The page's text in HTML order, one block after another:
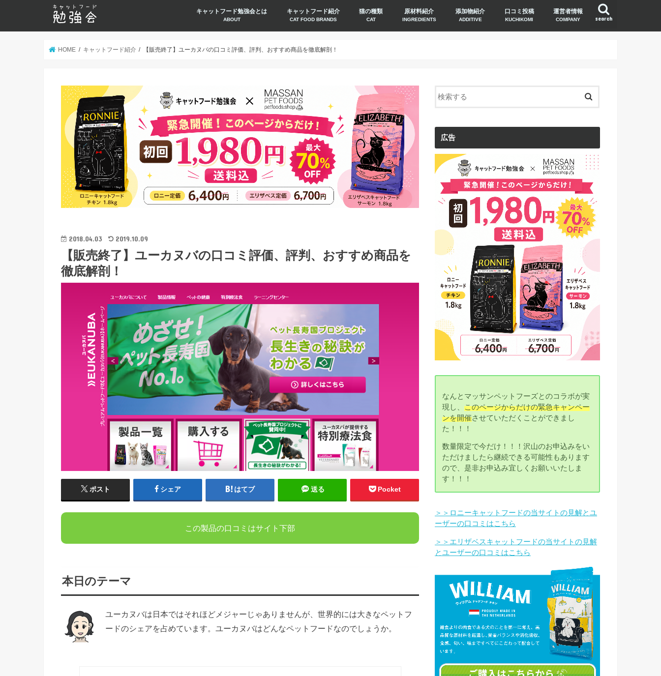
search
キャットフード勉強会とは
ABOUT
キャットフード紹介
CAT FOOD BRANDS
猫の種類
CAT
原材料紹介
INGREDIENTS
添加物紹介
ADDITIVE
口コミ投稿
KUCHIKOMI
運営者情報
COMPANY
HOME キャットフード紹介 【販売終了】ユーカヌバの口コミ評価、評判、おすすめ商品を徹底解剖！
2018.04.03 2019.10.09
【販売終了】ユーカヌバの口コミ評価、評判、おすすめ商品を
徹底解剖！
ポスト シェア はてブ 送る Pocket
この製品の口コミはサイト下部
本日のテーマ
ユーカヌバは日本ではそれほどメジャーじゃありませんが、世界的には大きなペットフ
ードのシェアを占めています。ユーカヌバはどんなペットフードなのでしょうか。
広告
なんとマッサンペットフーズとのコラボが実
現し、このページからだけの緊急キャンペー
ンを開催させていただくことができまし
た！！！
数量限定で今だけ！！！沢山のお申込みをい
ただけましたら継続できる可能性もあります
ので、是非お申込み宜しくお願いいたしま
す！！！
＞＞ロニーキャットフードの当サイトの見解とユ
ーザーの口コミはこちら
＞＞エリザベスキャットフードの当サイトの見解
とユーザーの口コミはこちら